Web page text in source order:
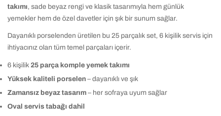
takımı, sade beyaz rengi ve klasik tasarımıyla hem günlük
yemekler hem de özel davetler için şık bir sunum sağlar.
Dayanıklı porselenden üretilen bu 25 parçalık set, 6 kişilik servis için
ihtiyacınız olan tüm temel parçaları içerir.
6 kişilik 25 parça komple yemek takımı
Yüksek kaliteli porselen – dayanıklı ve şık
Zamansız beyaz tasarım – her sofraya uyum sağlar
Oval servis tabağı dahil